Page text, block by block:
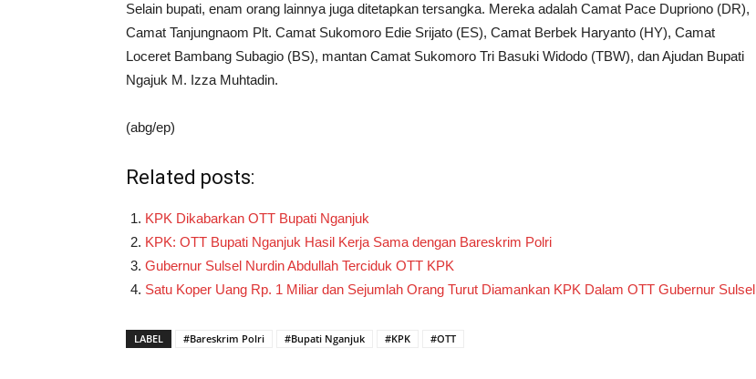
Selain bupati, enam orang lainnya juga ditetapkan tersangka. Mereka adalah Camat Pace Dupriono (DR),
Camat Tanjungnaom Plt. Camat Sukomoro Edie Srijato (ES), Camat Berbek Haryanto (HY), Camat
Loceret Bambang Subagio (BS), mantan Camat Sukomoro Tri Basuki Widodo (TBW), dan Ajudan Bupati
Ngajuk M. Izza Muhtadin.
(abg/ep)
Related posts:
KPK Dikabarkan OTT Bupati Nganjuk
KPK: OTT Bupati Nganjuk Hasil Kerja Sama dengan Bareskrim Polri
Gubernur Sulsel Nurdin Abdullah Terciduk OTT KPK
Satu Koper Uang Rp. 1 Miliar dan Sejumlah Orang Turut Diamankan KPK Dalam OTT Gubernur Sulsel
LABEL #Bareskrim Polri #Bupati Nganjuk #KPK #OTT